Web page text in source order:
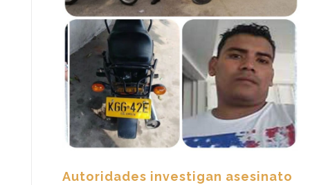
Autoridades investigan asesinato